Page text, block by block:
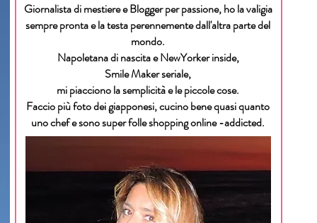
Giornalista di mestiere e Blogger per passione, ho la valigia
sempre pronta e la testa perennemente dall'altra parte del
mondo.
Napoletana di nascita e NewYorker inside,
Smile Maker seriale,
mi piacciono la semplicità e le piccole cose.
Faccio più foto dei giapponesi, cucino bene quasi quanto
uno chef e sono super folle shopping online -addicted.